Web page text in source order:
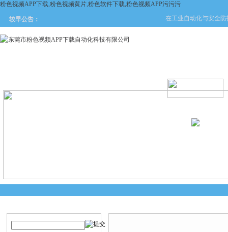
粉色视频APP下载,粉色视频黄片,粉色软件下载,粉色视频APP污污污
较早公告： 在工业自动化与安全防护
下载
产品中心 新闻